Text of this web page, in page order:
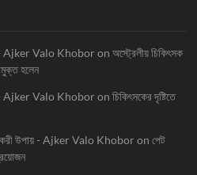
- Ajker Valo Khobor onঅস্ট্রেলীয় চিকিৎসক
হলেন
- Ajker Valo Khobor onচিকিৎসকের দৃষ্টিতে
যাদুকরী উপায় - Ajker Valo Khobor onপেট